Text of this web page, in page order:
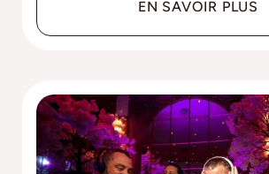
l'Europe, en découvrant des saveurs
musiques envoûtantes et des
EN SAVOIR PLUS